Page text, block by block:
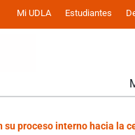
Mi UDLA Estudiantes
proceso interno hacia la